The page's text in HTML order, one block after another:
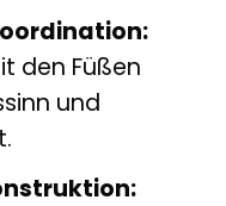
den Füßen
und